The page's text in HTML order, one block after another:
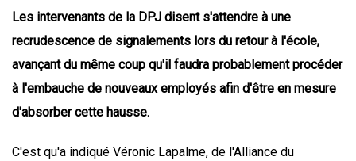
Les intervenants de la DPJ disent s'attendre à une
recrudescence de signalements lors du retour à l'école,
avançant du même coup qu'il faudra probablement procéder
à l'embauche de nouveaux employés afin d'être en mesure
d'absorber cette hausse.
C'est qu'a indiqué Véronic Lapalme, de l'Alliance du